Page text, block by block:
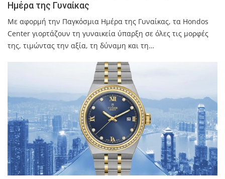
Ημέρα της Γυναίκας
Με αφορμή την Παγκόσμια Ημέρα της Γυναίκας, τα Hondos
Center γιορτάζουν τη γυναικεία ύπαρξη σε όλες τις μορφές
της, τιμώντας την αξία, τη δύναμη και τη…